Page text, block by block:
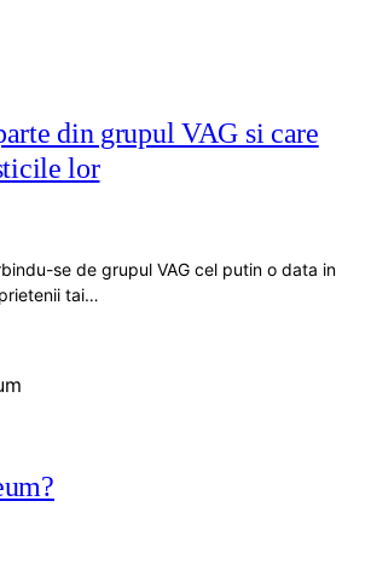
din grupul VAG si care
lor
se de grupul VAG cel putin o data in
tai…